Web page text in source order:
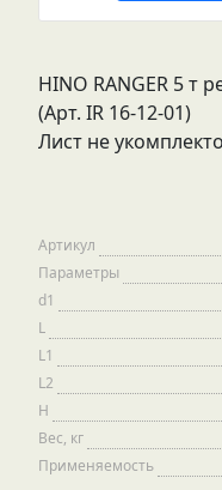
HINO RANGER 5 т
(Арт. IR 16-12-01)
Лист не
Артикул
Параметры
d1
L
L1
L2
H
Вес, кг
Применяемость